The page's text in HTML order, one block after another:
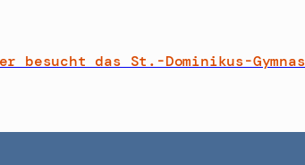
besucht das St.-Dominikus-